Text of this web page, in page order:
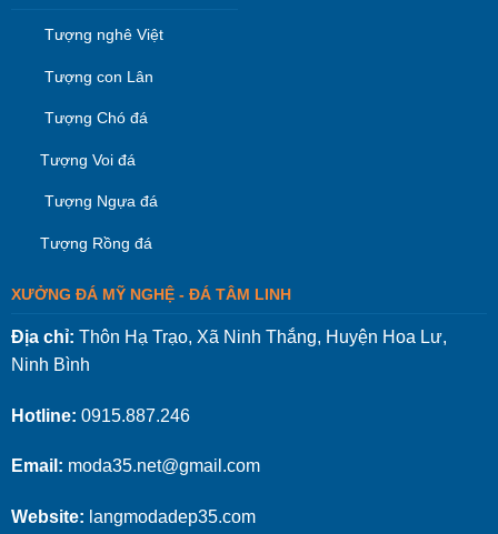
Tượng nghê Việt
Tượng con Lân
Tượng Chó đá
Tượng Voi đá
Tượng Ngựa đá
Tượng Rồng đá
XƯỞNG ĐÁ MỸ NGHỆ - ĐÁ TÂM LINH
Địa chỉ: Thôn Hạ Trạo, Xã Ninh Thắng, Huyện Hoa Lư,
Ninh Bình
Hotline: 0915.887.246
Email: moda35.net@gmail.com
Website: langmodadep35.com